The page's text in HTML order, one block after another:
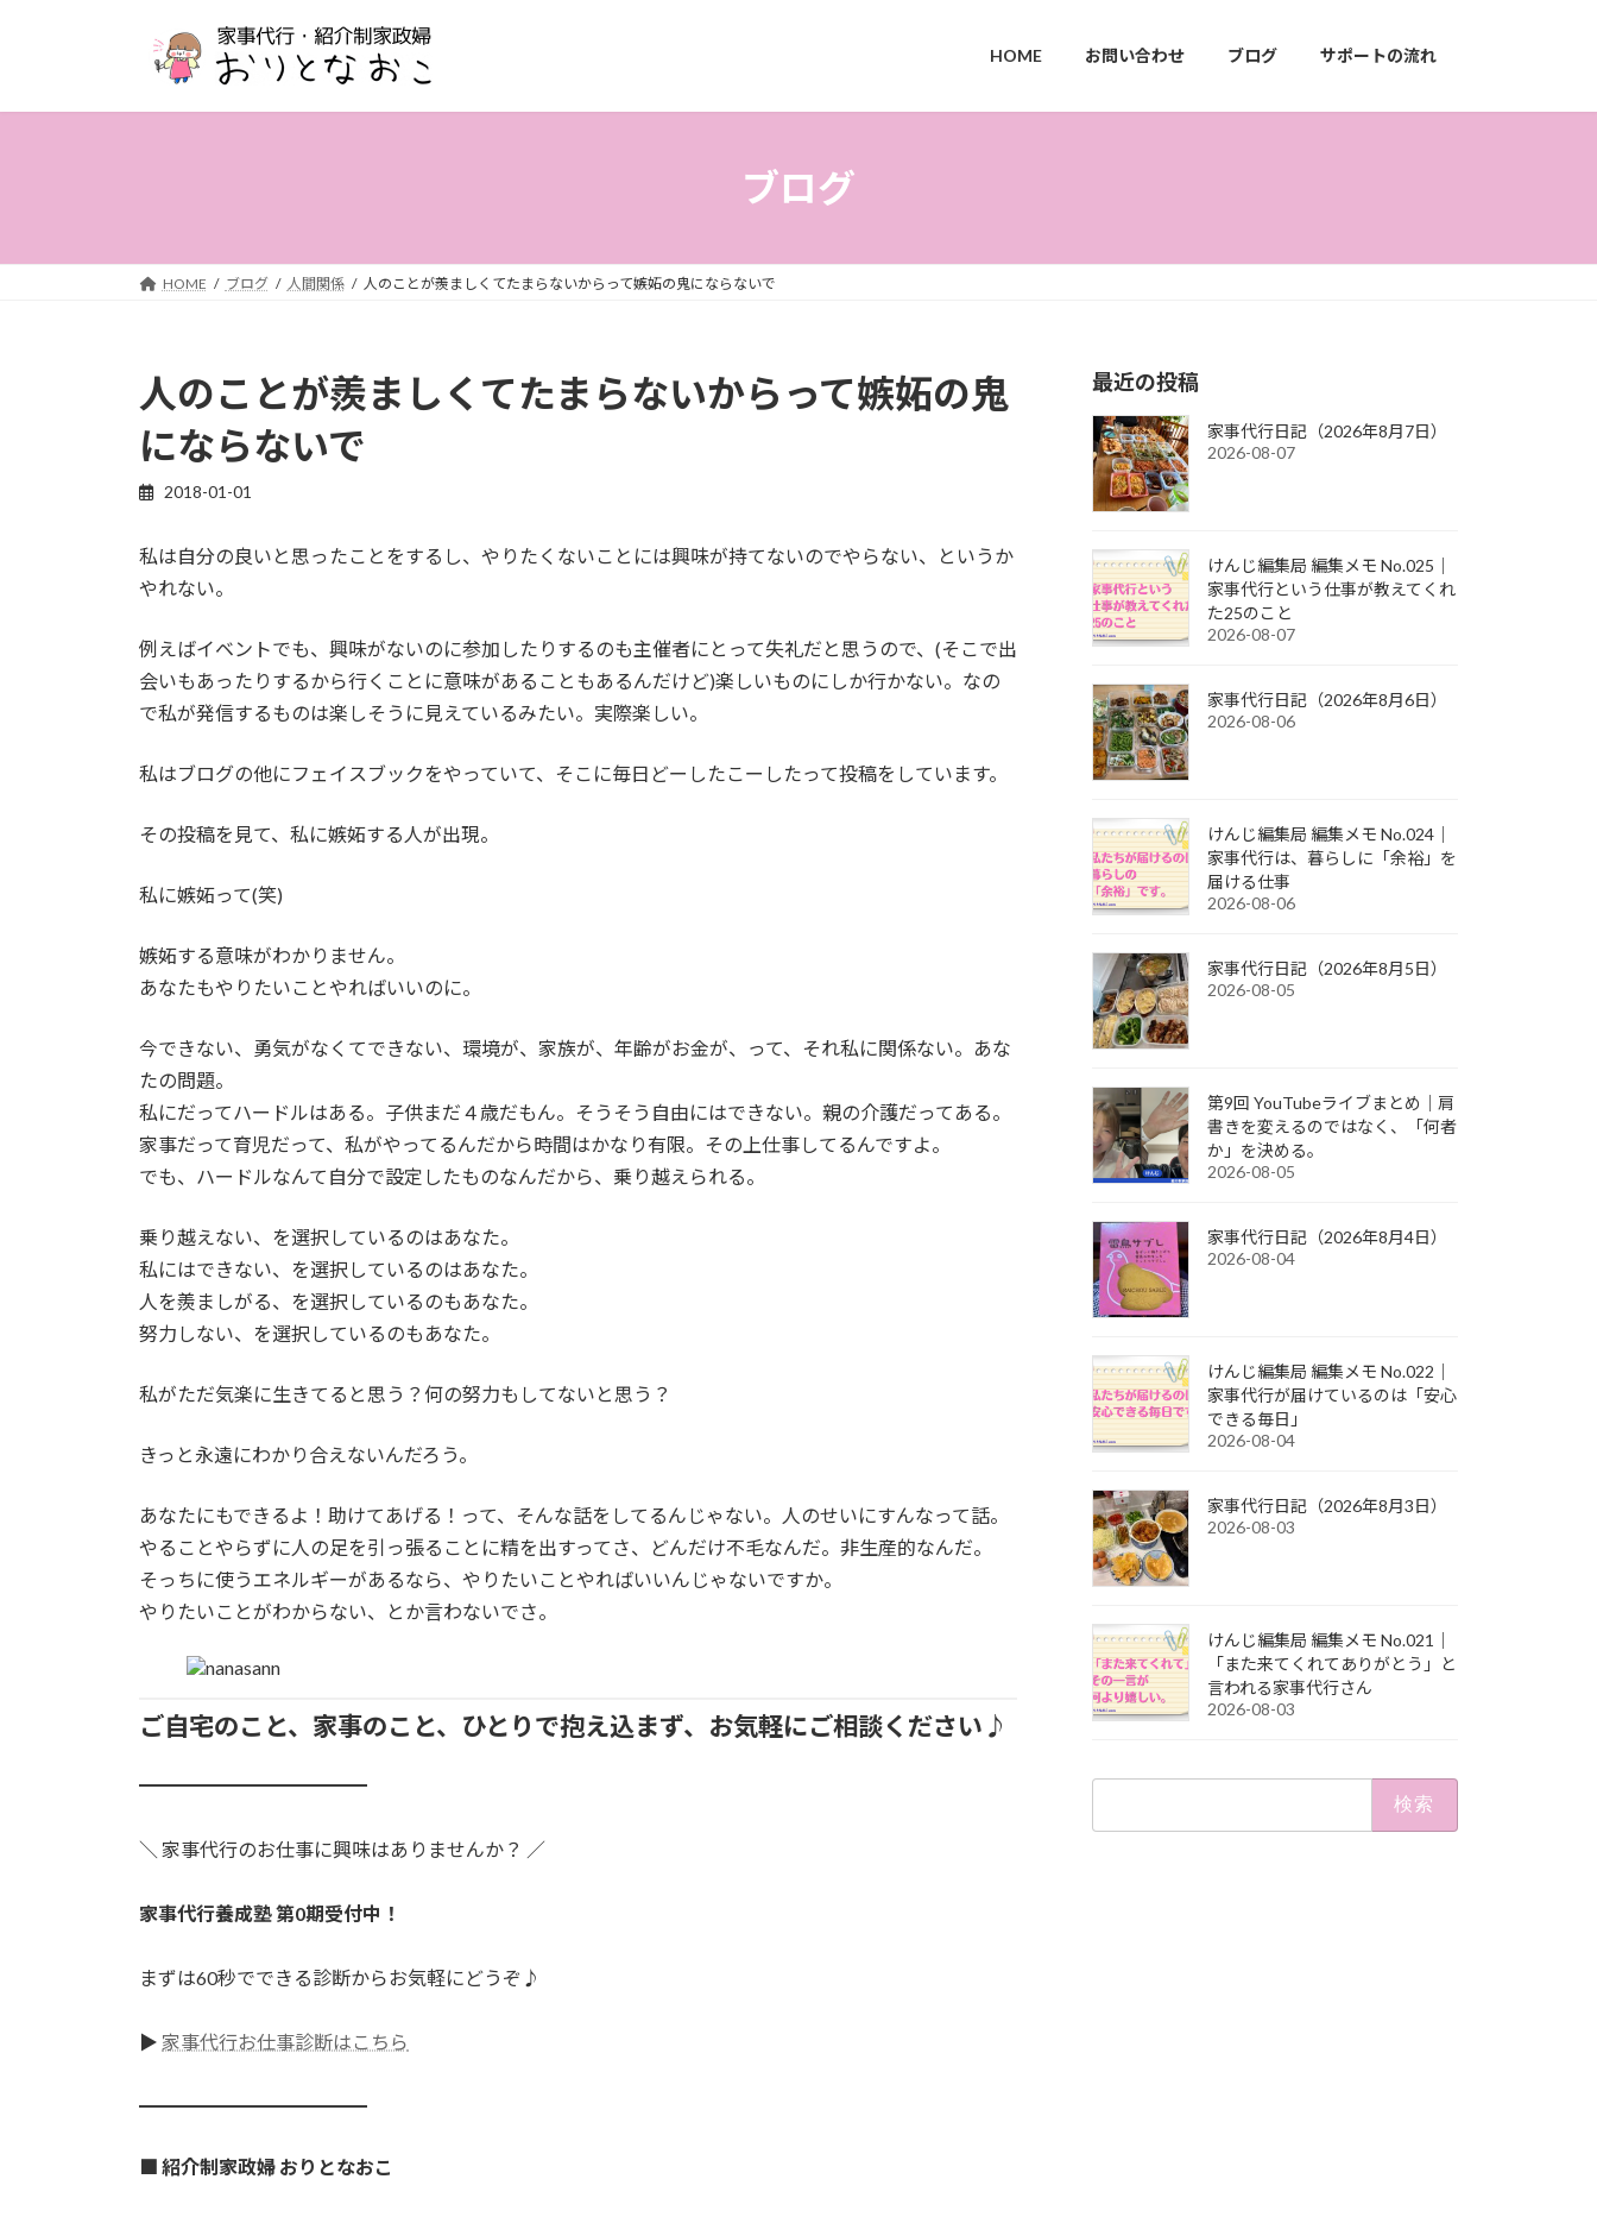
プ
動
HOME お問い合わせ ブログ サポートの流れ
ブログ
HOME ブログ 人間関係 人のことが羨ましくてたまらないからって嫉妬の鬼にならないで
人のことが羨ましくてたまらないからって嫉妬の鬼
にならないで
2018-01-01
私は自分の良いと思ったことをするし、やりたくないことには興味が持てないのでやらない、というか
やれない。
例えばイベントでも、興味がないのに参加したりするのも主催者にとって失礼だと思うので、(そこで出
会いもあったりするから行くことに意味があることもあるんだけど)楽しいものにしか行かない。なの
で私が発信するものは楽しそうに見えているみたい。実際楽しい。
私はブログの他にフェイスブックをやっていて、そこに毎日どーしたこーしたって投稿をしています。
その投稿を見て、私に嫉妬する人が出現。
私に嫉妬って(笑)
嫉妬する意味がわかりません。
あなたもやりたいことやればいいのに。
今できない、勇気がなくてできない、環境が、家族が、年齢がお金が、って、それ私に関係ない。あな
たの問題。
私にだってハードルはある。子供まだ４歳だもん。そうそう自由にはできない。親の介護だってある。
家事だって育児だって、私がやってるんだから時間はかなり有限。その上仕事してるんですよ。
でも、ハードルなんて自分で設定したものなんだから、乗り越えられる。
乗り越えない、を選択しているのはあなた。
私にはできない、を選択しているのはあなた。
人を羨ましがる、を選択しているのもあなた。
努力しない、を選択しているのもあなた。
私がただ気楽に生きてると思う？何の努力もしてないと思う？
きっと永遠にわかり合えないんだろう。
あなたにもできるよ！助けてあげる！って、そんな話をしてるんじゃない。人のせいにすんなって話。
やることやらずに人の足を引っ張ることに精を出すってさ、どんだけ不毛なんだ。非生産的なんだ。
そっちに使うエネルギーがあるなら、やりたいことやればいいんじゃないですか。
やりたいことがわからない、とか言わないでさ。
ご自宅のこと、家事のこと、ひとりで抱え込まず、お気軽にご相談ください♪
━━━━━━━━━━━━
＼ 家事代行のお仕事に興味はありませんか？ ／
家事代行養成塾 第0期受付中！
まずは60秒でできる診断からお気軽にどうぞ♪
▶ 家事代行お仕事診断はこちら
━━━━━━━━━━━━
■ 紹介制家政婦 おりとなおこ
最近の投稿
家事代行日記（2026年8月7日）
2026-08-07
けんじ編集局 編集メモ No.025｜
家事代行という仕事が教えてくれ
た25のこと
2026-08-07
家事代行日記（2026年8月6日）
2026-08-06
けんじ編集局 編集メモ No.024｜
家事代行は、暮らしに「余裕」を
届ける仕事
2026-08-06
家事代行日記（2026年8月5日）
2026-08-05
第9回 YouTubeライブまとめ｜肩
書きを変えるのではなく、「何者
か」を決める。
2026-08-05
家事代行日記（2026年8月4日）
2026-08-04
けんじ編集局 編集メモ No.022｜
家事代行が届けているのは「安心
できる毎日」
2026-08-04
家事代行日記（2026年8月3日）
2026-08-03
けんじ編集局 編集メモ No.021｜
「また来てくれてありがとう」と
言われる家事代行さん
2026-08-03